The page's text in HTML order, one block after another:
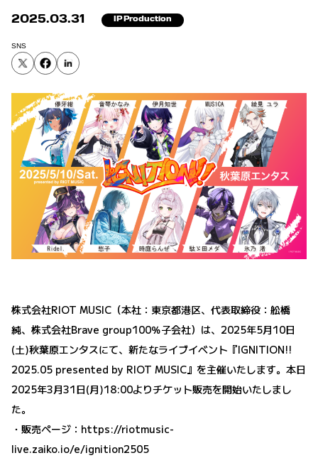
2025.03.31 IP Production
SNS
株式会社RIOT MUSIC（本社：東京都港区、代表取締役：舩橋
純、株式会社Brave group100％子会社）は、2025年5月10日
(土)秋葉原エンタスにて、新たなライブイベント『IGNITION!!
2025.05 presented by RIOT MUSIC』を主催いたします。本日
2025年3月31日(月)18:00よりチケット販売を開始いたしまし
た。
・販売ページ： https://riotmusic-
live.zaiko.io/e/ignition2505